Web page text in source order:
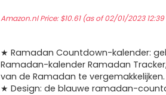
Amazon.nl Price:$10.61(as of 02/01/2023 12:39
★ Ramadan Countdown-kalender:
Ramadan-kalender Ramadan
van de Ramadan te vergemakkelijken.
★ Design: de blauwe ramadan-